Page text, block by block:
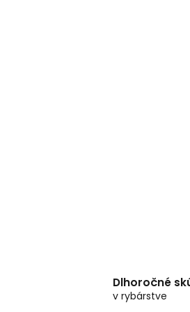
Dlhoročné
v rybárstve